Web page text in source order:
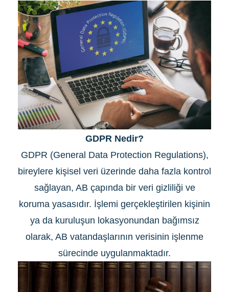
GDPR Nedir?
GDPR (General Data Protection Regulations),
bireylere kişisel veri üzerinde daha fazla kontrol
sağlayan, AB çapında bir veri gizliliği ve
koruma yasasıdır. İşlemi gerçekleştirilen kişinin
ya da kuruluşun lokasyonundan bağımsız
olarak, AB vatandaşlarının verisinin işlenme
sürecinde uygulanmaktadır.